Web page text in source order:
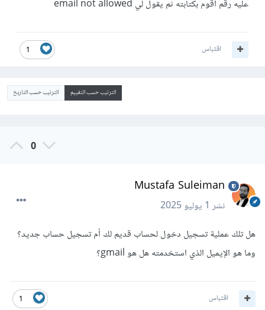
عليه رقم اقوم بكتابته ثم يقول لي email not allowed
1 اقتباس
الترتيب حسب التقييم الترتيب حسب التاريخ
0
Mustafa Suleiman
نشر1 يوليو 2025
هل تلك عملية تسجيل دخول لحساب قديم لك أم تسجيل حساب جديد؟
وما هو الإيميل الذي استخدمته هل هو gmail؟
1 اقتباس